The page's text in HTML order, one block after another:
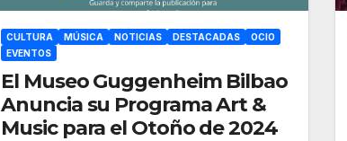
CULTURA MÚSICA NOTICIAS DESTACADAS
OCIO
EVENTOS
El Museo Guggenheim Bilbao
Anuncia su Programa Art &
Music para el Otoño de 2024